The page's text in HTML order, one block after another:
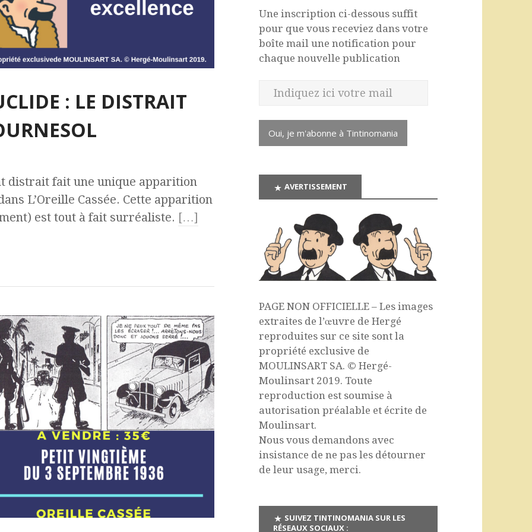
: LE DISTRAIT
distrait fait une unique apparition
L’Oreille Cassée. Cette apparition
est tout à fait surréaliste. […]
Une inscription ci-dessous suffit
pour que vous receviez dans votre
boîte mail une notification pour
chaque nouvelle publication
Oui, je m'abonne à Tintinomania
AVERTISSEMENT
PAGE NON OFFICIELLE – Les images
extraites de l’œuvre de Hergé
reproduites sur ce site sont la
propriété exclusive de
MOULINSART SA. © Hergé-
Moulinsart 2019. Toute
reproduction est soumise à
autorisation préalable et écrite de
Moulinsart.
Nous vous demandons avec
insistance de ne pas les détourner
de leur usage, merci.
SUIVEZ TINTINOMANIA SUR LES
RÉSEAUX SOCIAUX :